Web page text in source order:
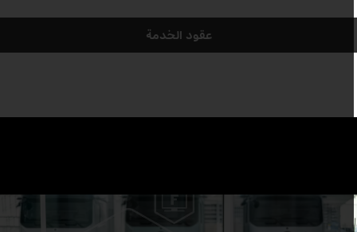
عقود الخدمة